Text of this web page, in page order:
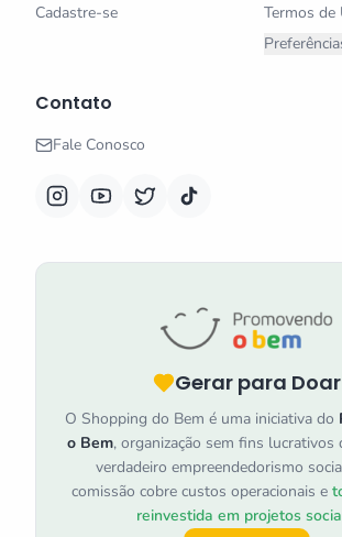
Cadastre-se
Termos de
Contato
Fale Conosco
Gerar para Doar
O Shopping do Bem é uma iniciativa do
o Bem, organização sem fins lucrativos
verdadeiro empreendedorismo
comissão cobre custos operacionais e
reinvestida em projetos